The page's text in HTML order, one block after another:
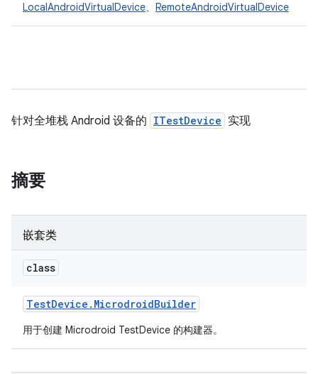
LocalAndroidVirtualDevice、 RemoteAndroidVirtualDevice
针对全堆栈 Android 设备的 ITestDevice 实现
摘要
嵌套类
class
TestDevice . MicrodroidBuilder
用于创建 Microdroid TestDevice 的构建器。